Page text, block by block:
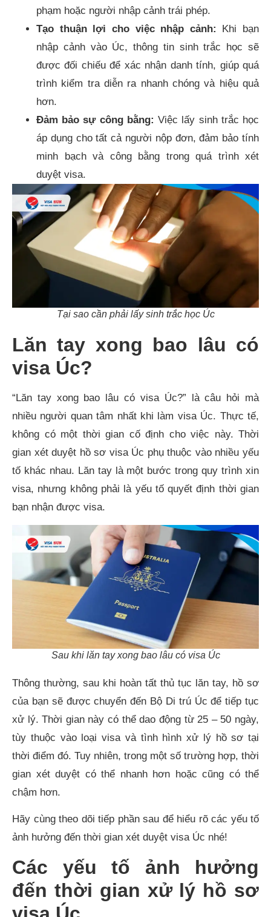
phạm hoặc người nhập cảnh trái phép.
Tạo thuận lợi cho việc nhập cảnh: Khi bạn
nhập cảnh vào Úc, thông tin sinh trắc học sẽ
được đối chiếu để xác nhận danh tính, giúp quá
trình kiểm tra diễn ra nhanh chóng và hiệu quả
hơn.
Đảm bảo sự công bằng: Việc lấy sinh trắc học
áp dụng cho tất cả người nộp đơn, đảm bảo tính
minh bạch và công bằng trong quá trình xét
duyệt visa.
Tại sao cần phải lấy sinh trắc học Úc
Lăn tay xong bao lâu có
visa Úc?
“Lăn tay xong bao lâu có visa Úc?” là câu hỏi mà
nhiều người quan tâm nhất khi làm visa Úc. Thực tế,
không có một thời gian cố định cho việc này. Thời
gian xét duyệt hồ sơ visa Úc phụ thuộc vào nhiều yếu
tố khác nhau. Lăn tay là một bước trong quy trình xin
visa, nhưng không phải là yếu tố quyết định thời gian
bạn nhận được visa.
Sau khi lăn tay xong bao lâu có visa Úc
Thông thường, sau khi hoàn tất thủ tục lăn tay, hồ sơ
của bạn sẽ được chuyển đến Bộ Di trú Úc để tiếp tục
xử lý. Thời gian này có thể dao động từ 25 – 50 ngày,
tùy thuộc vào loại visa và tình hình xử lý hồ sơ tại
thời điểm đó. Tuy nhiên, trong một số trường hợp, thời
gian xét duyệt có thể nhanh hơn hoặc cũng có thể
chậm hơn.
Hãy cùng theo dõi tiếp phần sau để hiểu rõ các yếu tố
ảnh hưởng đến thời gian xét duyệt visa Úc nhé!
Các yếu tố ảnh hưởng
đến thời gian xử lý hồ sơ